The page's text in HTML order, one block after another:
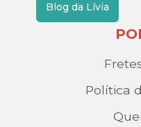
Blog da Lívia
Política